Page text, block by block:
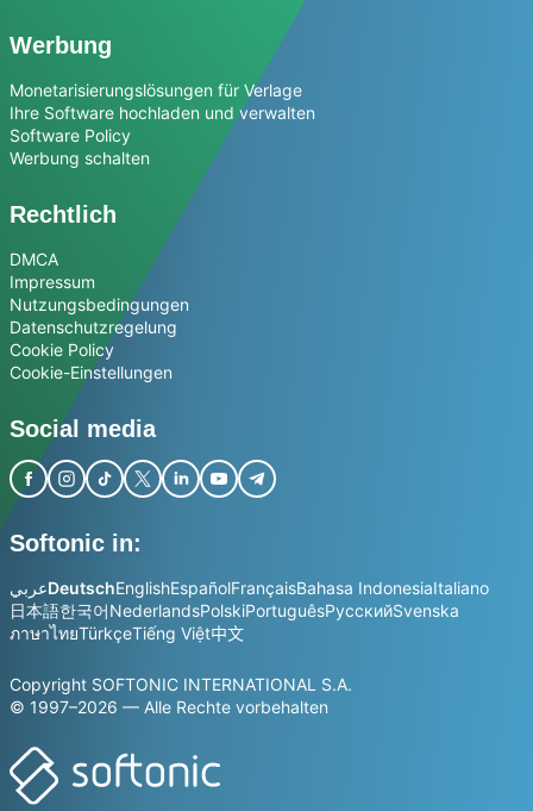
Werbung
Monetarisierungslösungen für Verlage
Ihre Software hochladen und verwalten
Software Policy
Werbung schalten
Rechtlich
DMCA
Impressum
Nutzungsbedingungen
Datenschutzregelung
Cookie Policy
Cookie-Einstellungen
Social media
Softonic in:
عربيDeutschEnglishEspañolFrançaisBahasa IndonesiaItaliano
日本語한국어NederlandsPolskiPortuguêsРусскийSvenska
ภาษาไทยTürkçeTiếng Việt中文
Copyright SOFTONIC INTERNATIONAL S.A.
© 1997–2026 — Alle Rechte vorbehalten